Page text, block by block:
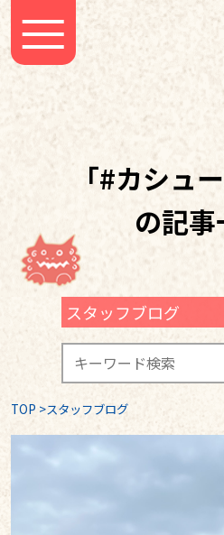
「#カシュ
の記
スタッフブログ
TOP >スタッフブログ